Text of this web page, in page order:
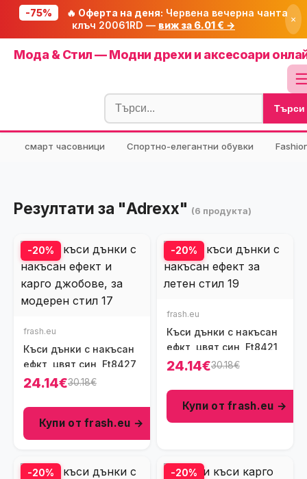
-75% 🔥 Оферта на деня: Червена вечерна чанта
клъч 20061RD — виж за 6.01 € → ×
Мода & Стил — Модни дрехи и аксесоари
Начало
🔥 Намаления
🧮 Калкулатори
🎟️ Купони
Търси
смарт часовници Спортно-елегантни обувки
Резултати за "Adrexx" (6 продукта)
-20%
frash.eu
Къси дънки с накъсан
ефкт, цвят син, Ft8427
24.14€30.18€
Купи от frash.eu →
-20%
frash.eu
Къси дънки с накъсан
ефкт, цвят син, Ft8421
24.14€30.18€
Купи от frash.eu →
-20% -20%